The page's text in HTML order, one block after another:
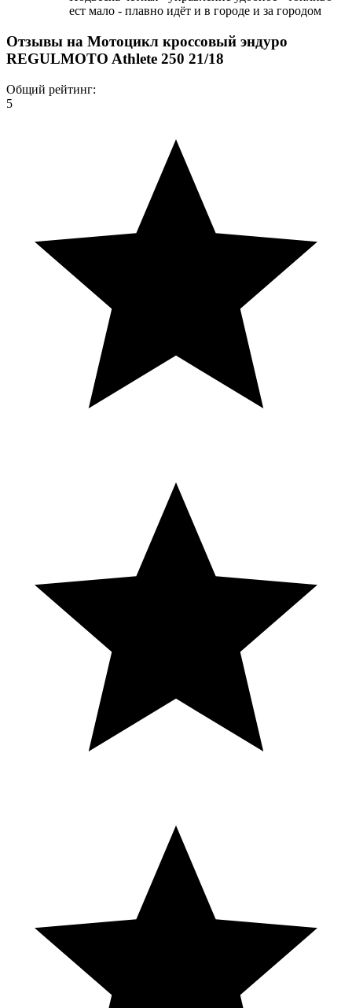
ест мало - плавно идёт и в городе и за городом
Отзывы на Мотоцикл кроссовый эндуро
REGULMOTO Athlete 250 21/18
Общий рейтинг:
5